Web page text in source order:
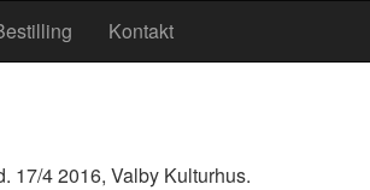
Kontakt
17/4 2016, Valby Kulturhus.